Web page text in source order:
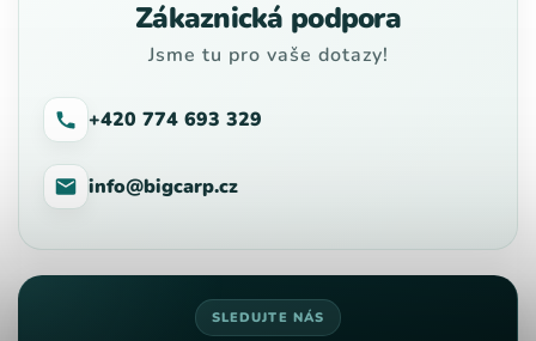
Zákaznická podpora
Jsme tu pro vaše dotazy!
+420 774 693 329
info@bigcarp.cz
SLEDUJTE NÁS